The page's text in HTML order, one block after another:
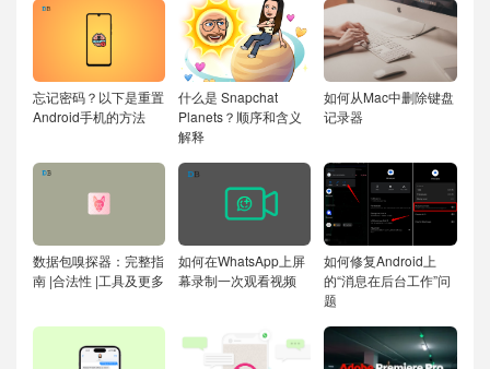
忘记密码？以下是重置
Android手机的方法
什么是 Snapchat
Planets？顺序和含义
解释
如何从Mac中删除键盘
记录器
数据包嗅探器：完整指
南 |合法性 |工具及更多
如何在WhatsApp上屏
幕录制一次观看视频
如何修复Android上
的“消息在后台工作”问
题